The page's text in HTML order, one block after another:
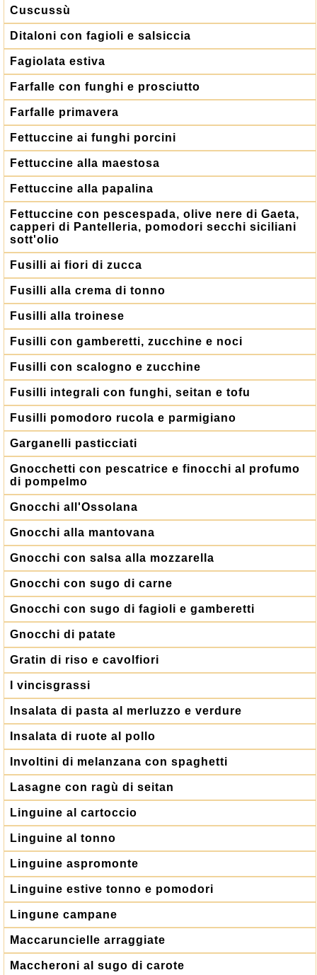
Cuscussù
Ditaloni con fagioli e salsiccia
Fagiolata estiva
Farfalle con funghi e prosciutto
Farfalle primavera
Fettuccine ai funghi porcini
Fettuccine alla maestosa
Fettuccine alla papalina
Fettuccine con pescespada, olive nere di Gaeta,
capperi di Pantelleria, pomodori secchi siciliani
sott'olio
Fusilli ai fiori di zucca
Fusilli alla crema di tonno
Fusilli alla troinese
Fusilli con gamberetti, zucchine e noci
Fusilli con scalogno e zucchine
Fusilli integrali con funghi, seitan e tofu
Fusilli pomodoro rucola e parmigiano
Garganelli pasticciati
Gnocchetti con pescatrice e finocchi al profumo
di pompelmo
Gnocchi all'Ossolana
Gnocchi alla mantovana
Gnocchi con salsa alla mozzarella
Gnocchi con sugo di carne
Gnocchi con sugo di fagioli e gamberetti
Gnocchi di patate
Gratin di riso e cavolfiori
I vincisgrassi
Insalata di pasta al merluzzo e verdure
Insalata di ruote al pollo
Involtini di melanzana con spaghetti
Lasagne con ragù di seitan
Linguine al cartoccio
Linguine al tonno
Linguine aspromonte
Linguine estive tonno e pomodori
Lingune campane
Maccaruncielle arraggiate
Maccheroni al sugo di carote